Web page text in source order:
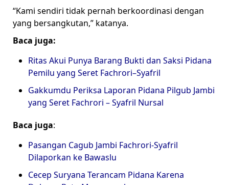
“Kami sendiri tidak pernah berkoordinasi dengan
yang bersangkutan,” katanya.
Baca juga:
Ritas Akui Punya Barang Bukti dan Saksi Pidana
Pemilu yang Seret Fachrori–Syafril
Gakkumdu Periksa Laporan Pidana Pilgub Jambi
yang Seret Fachrori – Syafril Nursal
Baca juga:
Pasangan Cagub Jambi Fachrori-Syafril
Dilaporkan ke Bawaslu
Cecep Suryana Terancam Pidana Karena